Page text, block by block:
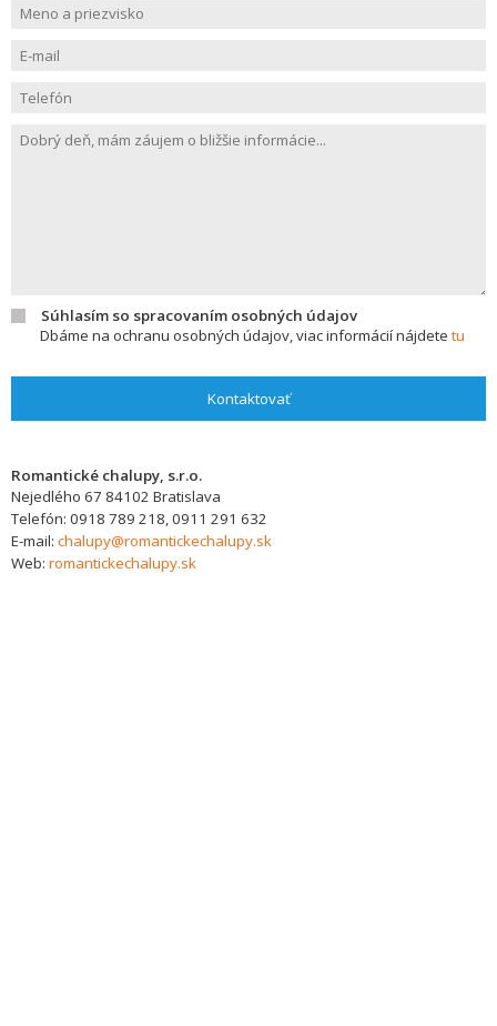
Súhlasím so spracovaním osobných údajov
Dbáme na ochranu osobných údajov, viac informácií nájdete tu
Kontaktovať
Romantické chalupy, s.r.o.
Nejedlého 67 84102 Bratislava
Telefón: 0918 789 218, 0911 291 632
E-mail: chalupy@romantickechalupy.sk
Web: romantickechalupy.sk